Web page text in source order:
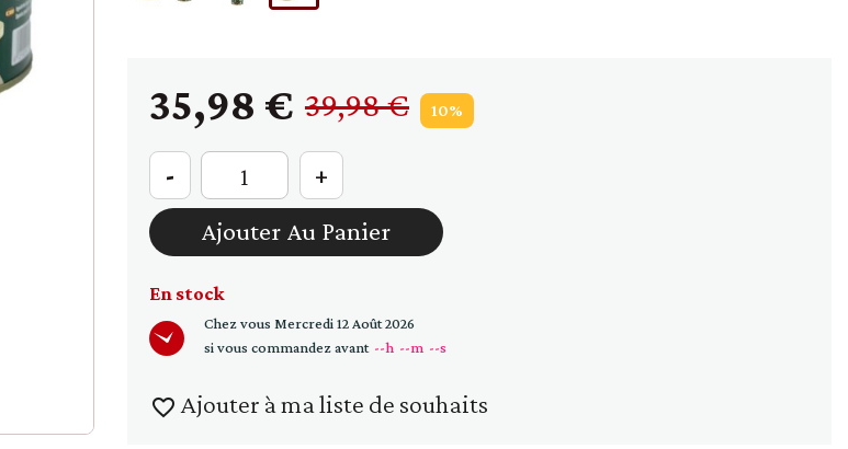
35,98 € 39,98 € 10%
-
+
Ajouter Au Panier
En stock
Chez vous Mercredi 12 Août 2026
si vous commandez avant --h --m --s
favorite_border Ajouter à ma liste de souhaits